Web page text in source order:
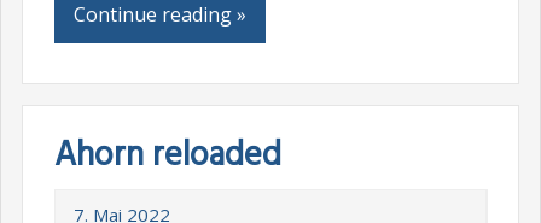
Continue reading »
Ahorn reloaded
7. Mai 2022